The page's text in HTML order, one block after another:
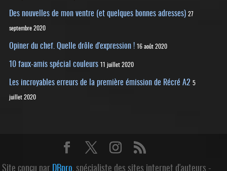
Des nouvelles de mon ventre (et quelques bonnes adresses) 27
septembre 2020
Opiner du chef. Quelle drôle d'expression ! 16 août 2020
10 faux-amis spécial couleurs 11 juillet 2020
Les incroyables erreurs de la première émission de Récré A2 5
juillet 2020